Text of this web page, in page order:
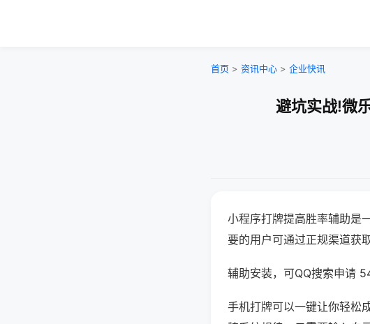
首页 > 资讯中心 > 企业快讯
避坑实战!微
小程序打牌提高胜率辅助是
要的用户可通过正规渠道获
辅助安装，可QQ搜索申请
手机打牌可以一键让你轻松